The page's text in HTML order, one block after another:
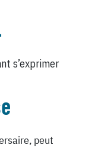
s’exprimer
peut